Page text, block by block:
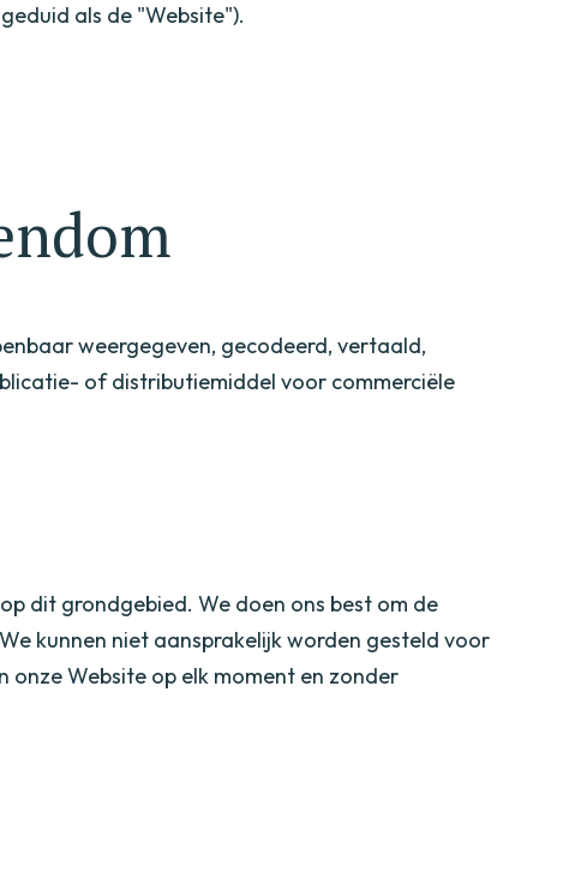
als de "Website").
weergegeven, gecodeerd, vertaald,
of distributiemiddel voor commerciële
dit grondgebied. We doen ons best om de
kunnen niet aansprakelijk worden gesteld voor
onze Website op elk moment en zonder